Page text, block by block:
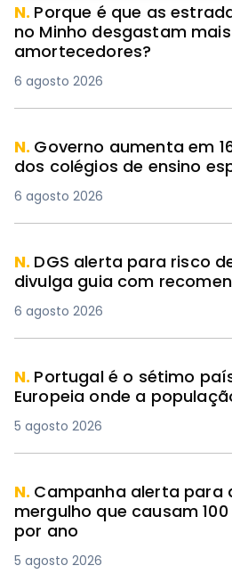
N. Porque é que as
no Minho desgastam
amortecedores?
6 agosto 2026
N. Governo aumenta em
dos colégios de ensino
6 agosto 2026
N. DGS alerta para risco
divulga guia com
6 agosto 2026
N. Portugal é o sétimo
Europeia onde a
5 agosto 2026
N. Campanha alerta para
mergulho que causam
por ano
5 agosto 2026